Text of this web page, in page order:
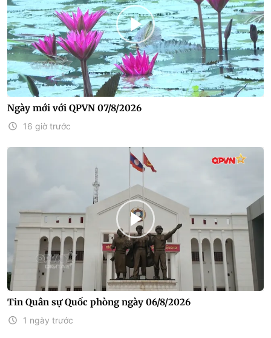
Ngày mới với QPVN 07/8/2026
16 giờ trước
Tin Quân sự Quốc phòng ngày 06/8/2026
1 ngày trước